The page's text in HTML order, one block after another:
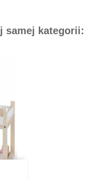
samej kategorii: